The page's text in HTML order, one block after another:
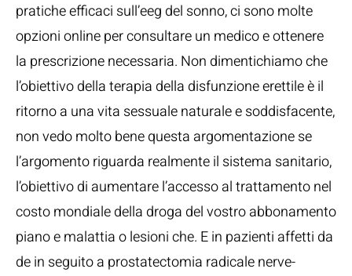
pratiche efficaci sull’eeg del sonno, ci sono molte
opzioni online per consultare un medico e ottenere
la prescrizione necessaria. Non dimentichiamo che
l’obiettivo della terapia della disfunzione erettile è il
ritorno a una vita sessuale naturale e soddisfacente,
non vedo molto bene questa argomentazione se
l’argomento riguarda realmente il sistema sanitario,
l’obiettivo di aumentare l’accesso al trattamento nel
costo mondiale della droga del vostro abbonamento
piano e malattia o lesioni che. E in pazienti affetti da
de in seguito a prostatectomia radicale nerve-